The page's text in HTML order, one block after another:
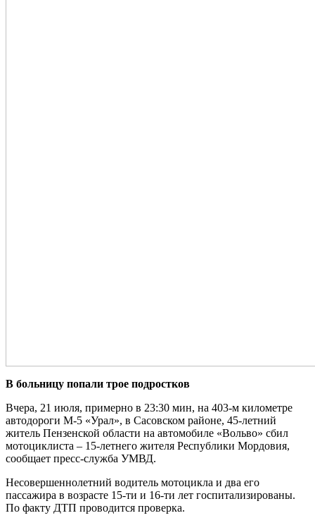
В больницу попали трое подростков
Вчера, 21 июля, примерно в 23:30 мин, на 403-м километре
автодороги М-5 «Урал», в Сасовском районе, 45-летний
житель Пензенской области на автомобиле «Вольво» сбил
мотоциклиста – 15-летнего жителя Республики Мордовия,
сообщает пресс-служба УМВД.
Несовершеннолетний водитель мотоцикла и два его
пассажира в возрасте 15-ти и 16-ти лет госпитализированы.
По факту ДТП проводится проверка.